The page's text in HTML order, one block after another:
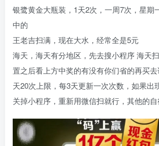
银鹭黄金大瓶装，1天2次，一周7次，星期
中的
王老吉扫满，现在大水，经常全是5元
海天，海天有分地区，先去搜小程序 海天
置之后看上方中奖的有没有你们省的再买
天20次上限，每3天更新一次次数，如果出
关掉小程序，重新用微信扫就行，其他的